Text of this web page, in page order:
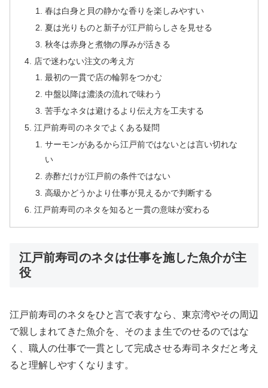
春は白身と貝の静かな香りを楽しみやすい
夏は光りものと新子が江戸前らしさを見せる
秋冬は赤身と煮物の厚みが活きる
店で迷わない注文の考え方
最初の一貫で店の輪郭をつかむ
中盤以降は濃淡の流れで味わう
苦手なネタは避けるより伝え方を工夫する
江戸前寿司のネタでよくある疑問
サーモンがあるから江戸前ではないとは言い切れな
い
赤酢だけが江戸前の条件ではない
高級かどうかより仕事が見えるかで判断する
江戸前寿司のネタを知ると一貫の意味が変わる
江戸前寿司のネタは仕事を施した魚介が主
役
江戸前寿司のネタをひと言で表すなら、東京湾やその周辺
で親しまれてきた魚介を、そのまま生でのせるのではな
く、職人の仕事で一貫として完成させる寿司ネタだと考え
ると理解しやすくなります。